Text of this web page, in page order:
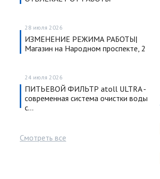
28 июля 2026
ИЗМЕНЕНИЕ РЕЖИМА РАБОТЫ|
Магазин на Народном проспекте, 2
24 июля 2026
ПИТЬЕВОЙ ФИЛЬТР atoll ULTRA -
современная система очистки воды
с…
Смотреть все